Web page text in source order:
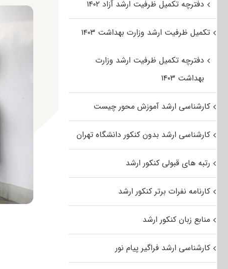
دفترچه تکمیل ظرفیت ارشد آزاد ۱۴۰۲
تکمیل ظرفیت ارشد وزارت بهداشت ۱۴۰۳
دفترچه تکمیل ظرفیت ارشد وزارت
بهداشت ۱۴۰۳
کارشناسی ارشد آموزش محور چیست
کارشناسی ارشد بدون کنکور دانشگاه تهران
رتبه های قبولی کنکور ارشد
کارنامه نفرات برتر کنکور ارشد
منابع زبان کنکور ارشد
کارشناسی ارشد فراگیر پیام نور